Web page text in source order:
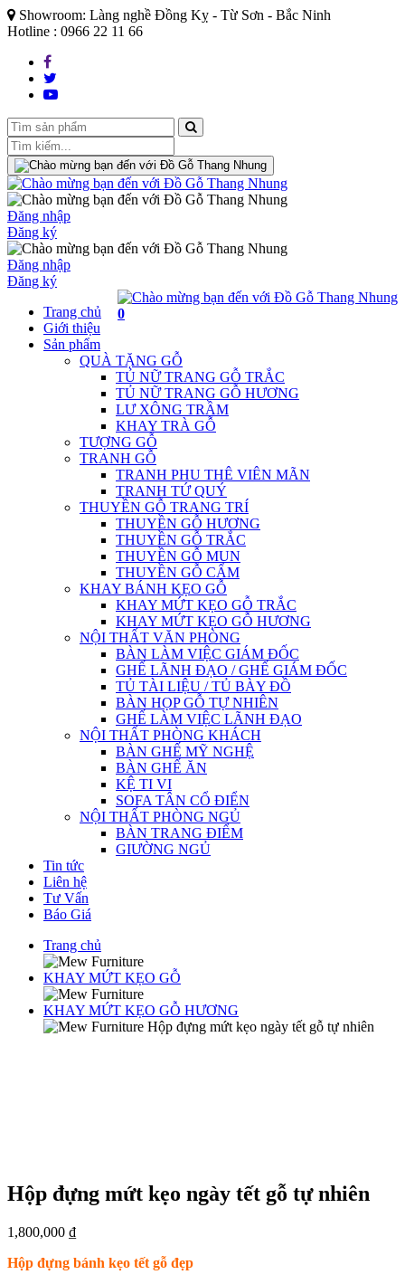
Showroom: Làng nghề Đồng Kỵ - Từ Sơn - Bắc Ninh
Hotline : 0966 22 11 66
Đăng nhập
Đăng ký
Đăng nhập
Đăng ký
0
Trang chủ
Giới thiệu
Sản phẩm
QUÀ TẶNG GỖ
TỦ NỮ TRANG GỖ TRẮC
TỦ NỮ TRANG GỖ HƯƠNG
LƯ XÔNG TRẦM
KHAY TRÀ GỖ
TƯỢNG GỖ
TRANH GỖ
TRANH PHU THÊ VIÊN MÃN
TRANH TỨ QUÝ
THUYỀN GỖ TRANG TRÍ
THUYỀN GỖ HƯƠNG
THUYỀN GỖ TRẮC
THUYỀN GỖ MUN
THUYỀN GỖ CẨM
KHAY BÁNH KẸO GỖ
KHAY MỨT KẸO GỖ TRẮC
KHAY MỨT KẸO GỖ HƯƠNG
NỘI THẤT VĂN PHÒNG
BÀN LÀM VIỆC GIÁM ĐỐC
GHẾ LÃNH ĐẠO / GHẾ GIÁM ĐỐC
TỦ TÀI LIỆU / TỦ BÀY ĐỒ
BÀN HỌP GỖ TỰ NHIÊN
GHẾ LÀM VIỆC LÃNH ĐẠO
NỘI THẤT PHÒNG KHÁCH
BÀN GHẾ MỸ NGHỆ
BÀN GHẾ ĂN
KỆ TI VI
SOFA TÂN CỔ ĐIỂN
NỘI THẤT PHÒNG NGỦ
BÀN TRANG ĐIỂM
GIƯỜNG NGỦ
Tin tức
Liên hệ
Tư Vấn
Báo Giá
Trang chủ
KHAY MỨT KẸO GỖ
KHAY MỨT KẸO GỖ HƯƠNG
Hộp đựng mứt kẹo ngày tết gỗ tự nhiên
Hộp đựng mứt kẹo ngày tết gỗ tự nhiên
1,800,000 ₫
Hộp đựng bánh kẹo tết gỗ đẹp